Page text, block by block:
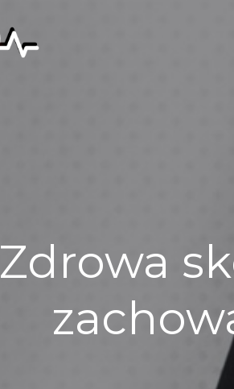
Zdrowa